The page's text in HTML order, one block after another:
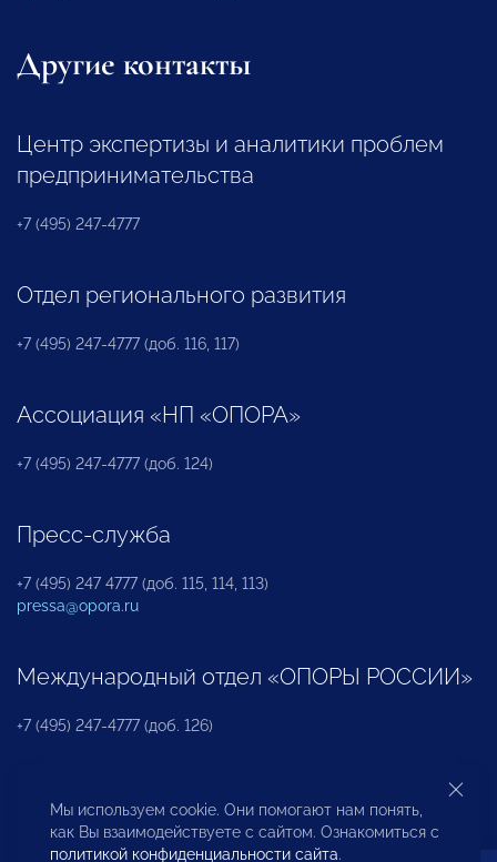
Другие контакты
Центр экспертизы и аналитики проблем
предпринимательства
+7 (495) 247-4777
Отдел регионального развития
+7 (495) 247-4777 (доб. 116, 117)
Ассоциация «НП «ОПОРА»
+7 (495) 247-4777 (доб. 124)
Пресс-служба
+7 (495) 247 4777 (доб. 115, 114, 113)
pressa@opora.ru
Международный отдел «ОПОРЫ РОССИИ»
+7 (495) 247-4777 (доб. 126)
Бюро по защите прав предпринимателей и
инвесторов
Мы используем cookie. Они помогают нам понять,
как Вы взаимодействуете с сайтом. Ознакомиться с
политикой конфиденциальности сайта.